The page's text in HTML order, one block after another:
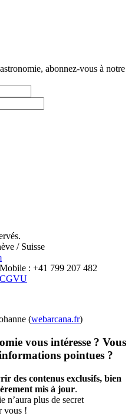
abonnez-vous à notre
X
/ Suisse
: +41 799 207 482
CGVU
(webarcana.fr)
vous intéresse ? Vous
pointues ?
des contenus exclusifs, bien
mis à jour.
n’aura plus de secret
vous !